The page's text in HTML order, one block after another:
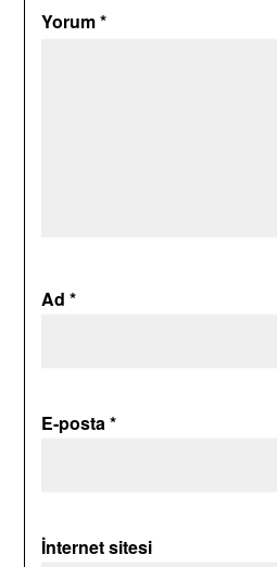
Yorum*
Ad*
E-posta*
İnternet sitesi